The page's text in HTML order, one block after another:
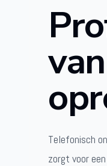
Telefonisch
zorgt voor